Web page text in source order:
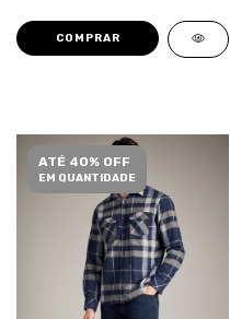
COMPRAR
ATÉ 40% OFF
EM QUANTIDADE